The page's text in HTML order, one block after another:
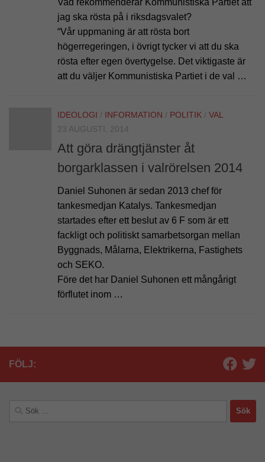
jag ska rösta på i riksdagsvalet?
“Vår uppmaning är att rösta bort
högerregeringen, i övrigt tycker vi att du ska
rösta efter egen övertygelse. Det viktigaste är
att du väljer Kommunistiska Partiet i de val …
IDEOLOGI / INFORMATION / POLITIK / VAL
23 AUGUSTI, 2014
Att göra drängtjänster åt
borgarklassen i valrörelsen 2014
Daniel Suhonen är sedan 2013 chef för
tankesmedjan Katalys. Tankesmedjan
startades efter ett beslut av 6 F som är ett
fackligt och politiskt samarbetsorgan mellan
Byggnads, Målarna, Elektrikerna, Fastighets
och SEKO.
Före det har Daniel Suhonen ett mångårigt
förflutet inom …
FÖLJ: